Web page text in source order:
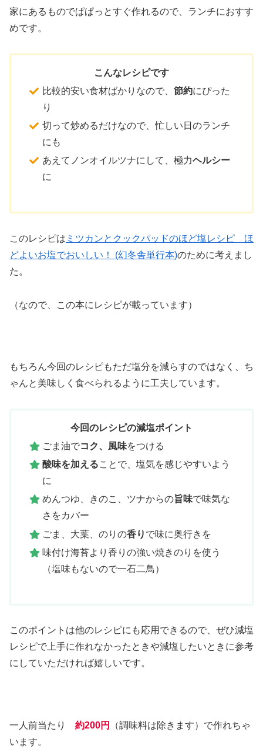
家にあるものでぱぱっとすぐ作れるので、ランチにおすす
めです。
こんなレシピです
比較的安い食材ばかりなので、節約にぴった
り
切って炒めるだけなので、忙しい日のランチ
にも
あえてノンオイルツナにして、極力ヘルシー
に
このレシピは ミツカンとクックパッドのほど塩レシピ ほ
どよいお塩でおいしい！ (幻冬舎単行本)のために考えまし
た。
（なので、この本にレシピが載っています）
もちろん今回のレシピもただ塩分を減らすのではなく、ち
ゃんと美味しく食べられるように工夫しています。
今回のレシピの減塩ポイント
ごま油でコク、風味をつける
酸味を加えることで、塩気を感じやすいよう
に
めんつゆ、きのこ、ツナからの旨味で味気な
さをカバー
ごま、大葉、のりの香り で味に奥行きを
味付け海苔より香りの強い焼きのりを使う
（塩味もないので一石二鳥）
このポイントは他のレシピにも応用できるので、ぜひ減塩
レシピで上手に作れなかったときや減塩したいときに参考
にしていただければ嬉しいです。
一人前当たり 約200円
（調味料は除きます）で作れちゃ
います。